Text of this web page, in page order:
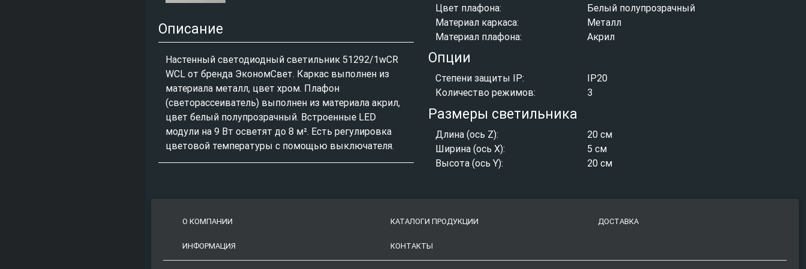
Описание
Настенный светодиодный светильник 51292/1wCR
WCL от бренда ЭкономСвет. Каркас выполнен из
материала металл, цвет хром. Плафон
(светорассеиватель) выполнен из материала акрил,
цвет белый полупрозрачный. Встроенные LED
модули на 9 Вт осветят до 8 м². Есть регулировка
цветовой температуры с помощью выключателя.
Цвет плафона:
Белый полупрозрачный
Материал каркаса:
Металл
Материал плафона:
Акрил
Опции
Степени защиты IP:
IP20
Количество режимов:
3
Размеры светильника
Длина (ось Z):
20 см
Ширина (ось X):
5 см
Высота (ось Y):
20 см
О КОМПАНИИ КАТАЛОГИ ПРОДУКЦИИ ДОСТАВКА
ИНФОРМАЦИЯ КОНТАКТЫ